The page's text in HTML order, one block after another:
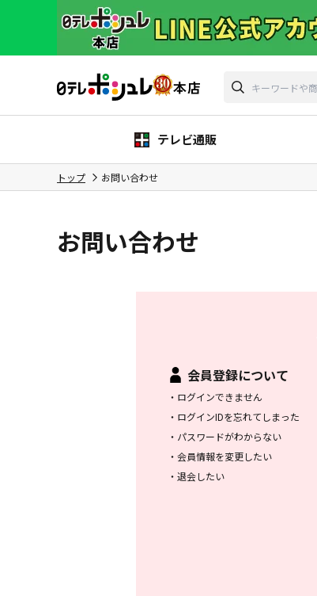
テレビ通販
トップ お問い合わせ
お問い合わせ
会員登録について
・ ログインできません
・ ログインIDを忘れてしまった
・ パスワードがわからない
・ 会員情報を変更したい
・ 退会したい